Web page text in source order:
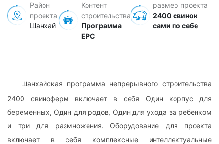
Район
проекта
Шанхай
Контент
строительства
Программа
EPC
размер проекта
2400 свинок
сами по себе
Шанхайская программа непрерывного строительства
2400 свиноферм включает в себя Один корпус для
беременных, Один для родов, Один для ухода за ребенком
и три для размножения. Оборудование для проекта
включает в себя комплексные интеллектуальные